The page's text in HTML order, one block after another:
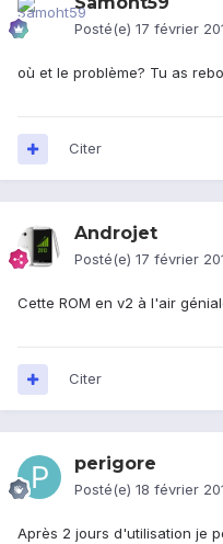
Posté(e) 17 février
où et le problème? Tu as
Citer
Androjet
Posté(e) 17 février
Cette ROM en v2 à l'air
Citer
perigore
Posté(e) 18 février
Après 2 jours d'utilisation je